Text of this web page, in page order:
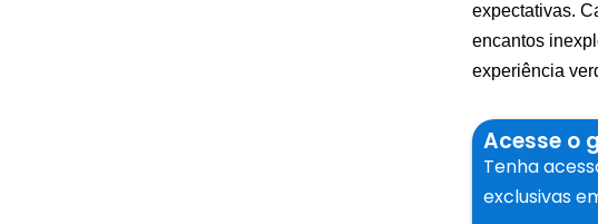
expectativas.
encantos
experiência
Acesse o
Tenha
exclusivas